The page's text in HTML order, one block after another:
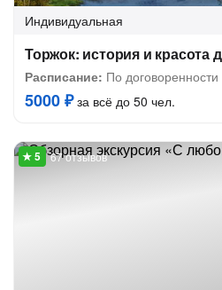
Индивидуальная
Торжок: история и красота
Расписание: По договоренности
5000 ₽за всё до 50 чел.
67 отзывов